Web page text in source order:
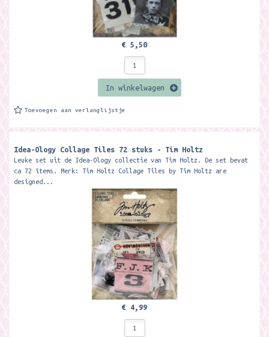
€ 5,50
In winkelwagen
Toevoegen aan verlanglijstje
Idea-Ology Collage Tiles 72 stuks - Tim Holtz
Leuke set uit de Idea-Ology collectie van Tim Holtz. De set bevat
ca 72 items. Merk: Tim Holtz Collage Tiles by Tim Holtz are
designed...
€ 4,99